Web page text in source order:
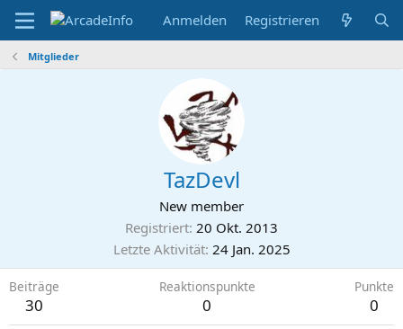
Anmelden Registrieren
Mitglieder
TazDevl
New member
Registriert 20 Okt. 2013
Letzte Aktivität 24 Jan. 2025
Beiträge
30
Reaktionspunkte
0
Punkte
0